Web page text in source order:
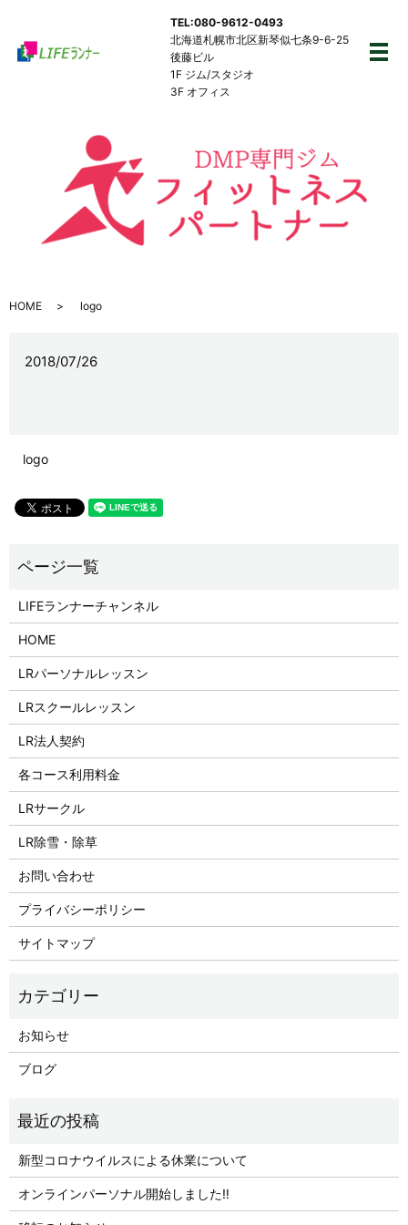
メ
TEL:080-9612-0493
北海道札幌市北区新琴似七条9-6-25
後藤ビル
1F ジム/スタジオ
3F オフィス
HOME logo
2018/07/26
logo
LIFEランナーチャンネル
HOME
LRパーソナルレッスン
LRスクールレッスン
LR法人契約
各コース利用料金
LRサークル
LR除雪・除草
お問い合わせ
プライバシーポリシー
サイトマップ
お知らせ
ブログ
新型コロナウイルスによる休業について
オンラインパーソナル開始しました‼︎